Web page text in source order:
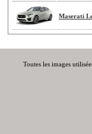
Maserati
Toutes les images